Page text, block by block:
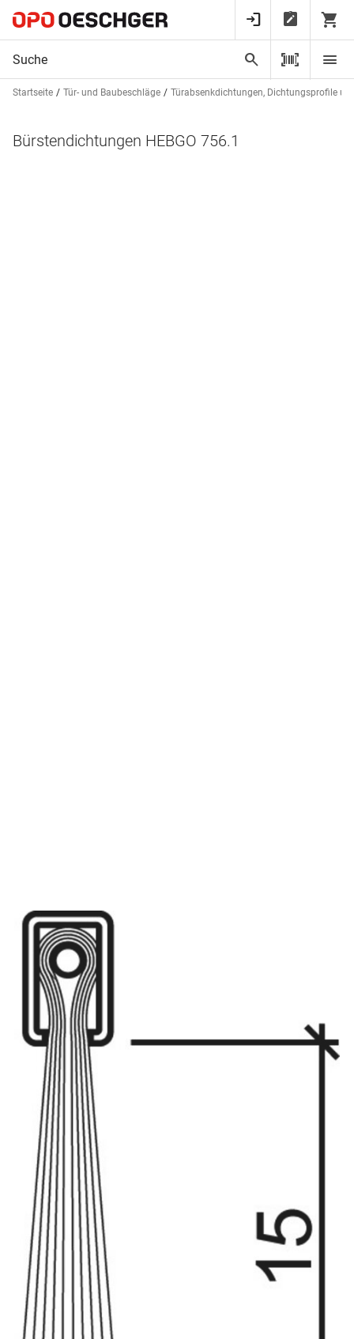
Startseite Tür- und Baubeschläge Türabsenkdichtungen, Dichtungsprofile
Bürstendichtungen HEBGO 756.1